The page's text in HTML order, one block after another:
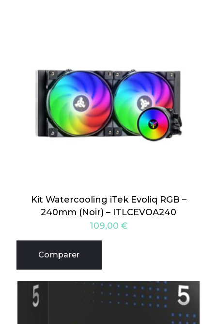
Kit Watercooling iTek Evoliq RGB –
240mm (Noir) – ITLCEVOA240
109,00 €
Comparer